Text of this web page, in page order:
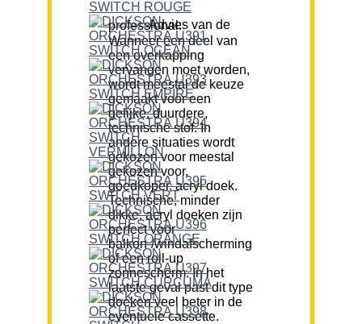
Advies van de professional:
Wanneer een deel van
een overkapping
vervangen moet worden,
wordt meestal de keuze
gemaakt voor een
gelijke, duurdere,
technische stof. In
andere situaties wordt
gekozen voor meestal
gekozen voor,
goedkoper, acryl doek.
Technische, minder
dikke, acryl doeken zijn
perfect voor
balkon-/windafscherming
of een roll-up
zonnescherm. In het
laatste geval past dit type
doeken veel beter in de
eventuele cassette.